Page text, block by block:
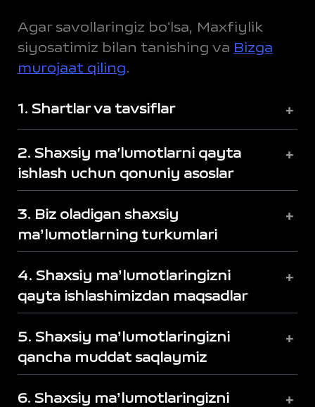
Agar savollaringiz boʻlsa, Maxfiylik
siyosatimiz bilan tanishing vaBizga
murojaat qiling.
1. Shartlar va tavsiflar
+
2. Shaxsiy ma’lumotlarni qayta
ishlash uchun qonuniy asoslar
+
3. Biz oladigan shaxsiy
maʼlumotlarning turkumlari
+
4. Shaxsiy maʼlumotlaringizni
qayta ishlashimizdan maqsadlar
+
5. Shaxsiy maʼlumotlaringizni
qancha muddat saqlaymiz
+
6. Shaxsiy maʼlumotlaringizni
+